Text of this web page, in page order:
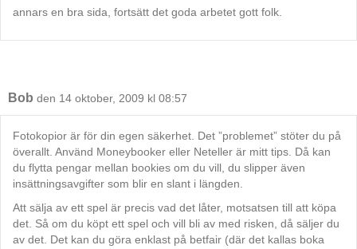
annars en bra sida, fortsätt det goda arbetet gott folk.
Bob den 14 oktober, 2009 kl 08:57
Fotokopior är för din egen säkerhet. Det ”problemet” stöter du på
överallt. Använd Moneybooker eller Neteller är mitt tips. Då kan
du flytta pengar mellan bookies om du vill, du slipper även
insättningsavgifter som blir en slant i längden.
Att sälja av ett spel är precis vad det låter, motsatsen till att köpa
det. Så om du köpt ett spel och vill bli av med risken, då säljer du
av det. Det kan du göra enklast på betfair (där det kallas boka